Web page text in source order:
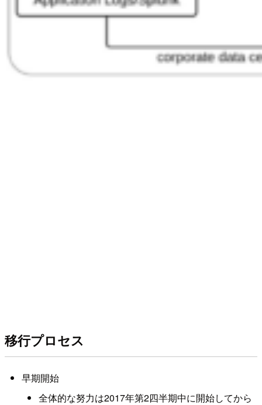
移行プロセス
早期開始
全体的な努力は2017年第2四半期中に開始してから